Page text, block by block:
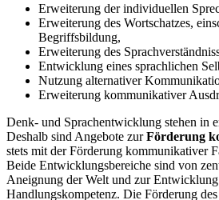
Erweiterung der individuellen
Erweiterung des Wortschatzes,
Begriffsbildung,
Erweiterung des
Entwicklung eines sprachlichen
Nutzung alternativer
Erweiterung kommunikativer
Denk- und Sprachentwicklung stehen in
Deshalb sind Angebote zurFörderung
stets mit der Förderung kommunikativer
Beide Entwicklungsbereiche sind von
Aneignung der Welt und zur
Handlungskompetenz. Die Förderung